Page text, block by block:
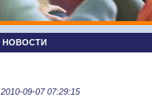
НОВОСТИ
2010-09-07 07:29:15